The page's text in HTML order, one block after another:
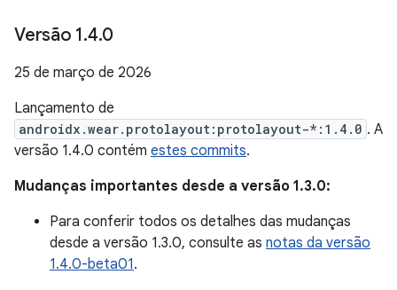
Versão 1.4.0
25 de março de 2026
Lançamento de
androidx.wear.protolayout:protolayout-*:1.4.0 . A
versão 1.4.0 contém estes commits.
Mudanças importantes desde a versão 1.3.0:
Para conferir todos os detalhes das mudanças
desde a versão 1.3.0, consulte as notas da versão
1.4.0-beta01.